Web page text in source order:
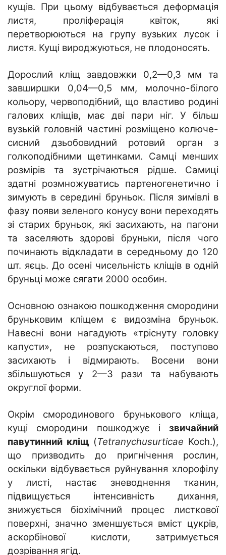
кущів. При цьому відбувається деформація
листя, проліферація квіток, які
перетворюються на групу вузьких лусок і
листя. Кущі вироджуються, не плодоносять.
Дорослий кліщ завдовжки 0,2—0,3 мм та
завширшки 0,04—0,5 мм, молочно-білого
кольору, червоподібний, що властиво родині
галових кліщів, має дві пари ніг. У більш
вузькій головній частині розміщено колюче-
сисний дзьобовидний ротовий орган з
голкоподібними щетинками. Самці менших
розмірів та зустрічаються рідше. Самиці
здатні розмножуватись партеногенетично і
зимують в середині бруньок. Після зимівлі в
фазу появи зеленого конусу вони переходять
зі старих бруньок, які засихають, на пагони
та заселяють здорові бруньки, після чого
починають відкладати в середньому до 120
шт. яєць. До осені чисельність кліщів в одній
бруньці може сягати 2000 особин.
Основною ознакою пошкодження смородини
бруньковим кліщем є видозміна бруньок.
Навесні вони нагадують «тріснуту головку
капусти», не розпускаються, поступово
засихають і відмирають. Восени вони
збільшуються у 2—3 рази та набувають
округлої форми.
Окрім смородинового брунькового кліща,
кущі смородини пошкоджує і звичайний
павутинний кліщ (Tetranychusurticae Koch.),
що призводить до пригнічення рослин,
оскільки відбувається руйнування хлорофілу
у листі, настає зневоднення тканин,
підвищується інтенсивність дихання,
знижується біохімічний процес листкової
поверхні, значно зменшується вміст цукрів,
аскорбінової кислоти, затримується
дозрівання ягід.